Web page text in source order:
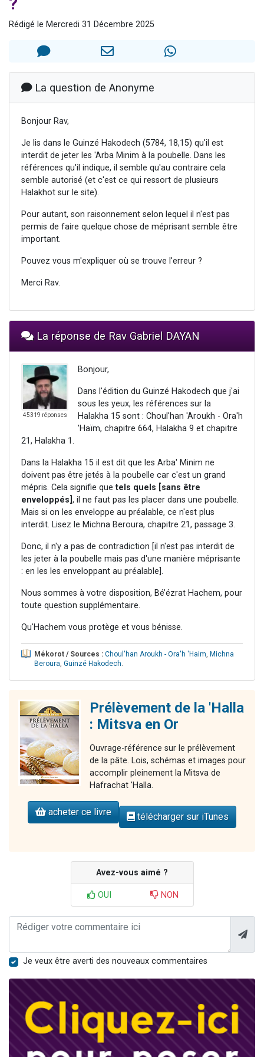
Rédigé le Mercredi 31 Décembre 2025
La question de Anonyme
Bonjour Rav,
Je lis dans le Guinzé Hakodech (5784, 18,15) qu'il est
interdit de jeter les 'Arba Minim à la poubelle. Dans les
références qu'il indique, il semble qu'au contraire cela
semble autorisé (et c'est ce qui ressort de plusieurs
Halakhot sur le site).
Pour autant, son raisonnement selon lequel il n'est pas
permis de faire quelque chose de méprisant semble être
important.
Pouvez vous m'expliquer où se trouve l'erreur ?
Merci Rav.
La réponse de Rav Gabriel DAYAN
45319 réponses
Bonjour,
Dans l'édition du Guinzé Hakodech que j'ai
sous les yeux, les références sur la
Halakha 15 sont : Choul'han 'Aroukh - Ora'h
'Haïm, chapitre 664, Halakha 9 et chapitre
21, Halakha 1.
Dans la Halakha 15 il est dit que les Arba' Minim ne
doivent pas être jetés à la poubelle car c'est un grand
mépris. Cela signifie quetels quels [sans être
enveloppés], il ne faut pas les placer dans une poubelle.
Mais si on les enveloppe au préalable, ce n'est plus
interdit. Lisez le Michna Beroura, chapitre 21, passage 3.
Donc, il n'y a pas de contradiction [il n'est pas interdit de
les jeter à la poubelle mais pas d'une manière méprisante
: en les les enveloppant au préalable].
Nous sommes à votre disposition, Bé’ézrat Hachem, pour
toute question supplémentaire.
Qu'Hachem vous protège et vous bénisse.
Mékorot / Sources : Choul'han Aroukh - Ora'h 'Haim, Michna
Beroura, Guinzé Hakodech.
Prélèvement de la 'Halla
: Mitsva en Or
Ouvrage-référence sur le prélèvement
de la pâte. Lois, schémas et images pour
accomplir pleinement la Mitsva de
Hafrachat 'Halla.
acheter ce livre télécharger sur iTunes
Avez-vous aimé ?
OUI NON
Je veux être averti des nouveaux commentaires